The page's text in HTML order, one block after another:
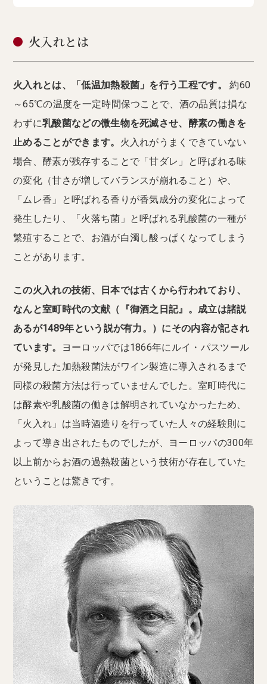
火入れとは
火入れとは、「低温加熱殺菌」を行う工程です。
約60
～65℃の温度を一定時間保つことで、酒の品質は損な
わずに乳酸菌などの微生物を死滅させ、酵素の働きを
止めることができます。 火入れがうまくできていない
場合、酵素が残存することで「甘ダレ」と呼ばれる味
の変化（甘さが増してバランスが崩れること）や、
「ムレ香」と呼ばれる香りが香気成分の変化によって
発生したり、「火落ち菌」と呼ばれる乳酸菌の一種が
繁殖することで、お酒が白濁し酸っぱくなってしまう
ことがあります。
この火入れの技術、日本では古くから行われており、
なんと室町時代の文献（『御酒之日記』。成立は諸説
あるが1489年という説が有力。）にその内容が記され
ています。
ヨーロッパでは1866年にルイ・パスツール
が発見した加熱殺菌法がワイン製造に導入されるまで
同様の殺菌方法は行っていませんでした。室町時代に
は酵素や乳酸菌の働きは解明されていなかったため、
「火入れ」は当時酒造りを行っていた人々の経験則に
よって導き出されたものでしたが、ヨーロッパの300年
以上前からお酒の過熱殺菌という技術が存在していた
ということは驚きです。